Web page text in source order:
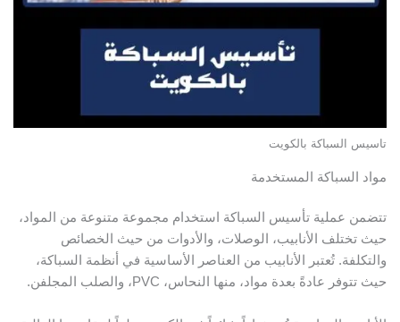
تاسيس السباكة بالكويت
مواد السباكة المستخدمة
تتضمن عملية تأسيس السباكة استخدام مجموعة متنوعة من المواد،
حيث تختلف الأنابيب، الوصلات، والأدوات من حيث الخصائص
والتكلفة. تُعتبر الأنابيب من العناصر الأساسية في أنظمة السباكة،
حيث تتوفر عادةً بعدة مواد، منها النحاس، PVC، والصلب المجلفن.